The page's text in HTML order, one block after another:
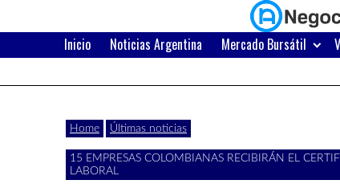
content
Negocios
con
Últimas
noticias,
y
actualidad
Inicio Noticias Argentina Mercado Bursátil
Home Últimas noticias
15 EMPRESAS COLOMBIANAS RECIBIRÁN EL
LABORAL